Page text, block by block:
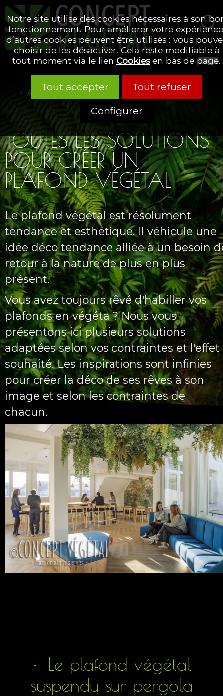
Notre site utilise des cookies nécessaires à son
fonctionnement. Pour améliorer votre
d’autres cookies peuvent être utilisés : vous
choisir de les désactiver. Cela reste modifiable à
tout moment via le lien Cookiesen bas de page.
Tout accepter
Tout refuser
Configurer
Rechercher
Accueil Blog
TOUTES LES SOLUTIONS
POUR CRÉER UN
PLAFOND VÉGÉTAL
Le plafond végétal est résolument
tendance et esthétique. Il véhicule une
idée déco tendance alliée à un besoin
retour à la nature de plus en plus
présent.
Vous avez toujours rêvé d'habiller vos
plafonds en végétal? Nous vous
présentons ici plusieurs solutions
adaptées selon vos contraintes et l'effet
souhaité. Les inspirations sont infinies
pour créer la déco de ses rêves à son
image et selon les contraintes de
chacun.
Le plafond végétal
suspendu sur pergola